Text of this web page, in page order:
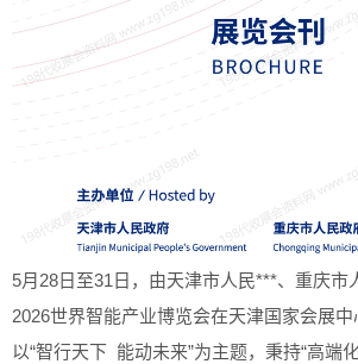
5月28日至31日，由天津市人民***、重庆市
2026世界智能产业博览会在天津国家会展
以“智行天下 能动未来”为主题，秉持“高端